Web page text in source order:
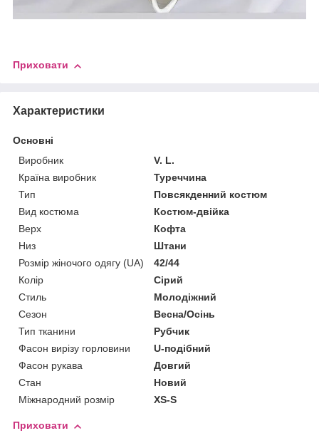
Приховати
Характеристики
Основні
Виробник
V. L.
Країна виробник
Туреччина
Тип
Повсякденний костюм
Вид костюма
Костюм-двійка
Верх
Кофта
Низ
Штани
Розмір жіночого одягу (UA)
42/44
Колір
Сірий
Стиль
Молодіжний
Сезон
Весна/Осінь
Тип тканини
Рубчик
Фасон вирізу горловини
U-подібний
Фасон рукава
Довгий
Стан
Новий
Міжнародний розмір
XS-S
Приховати